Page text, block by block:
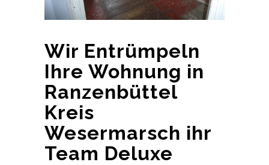
Wir Entrümpeln
Ihre Wohnung in
Ranzenbüttel
Kreis
Wesermarsch ihr
Team Deluxe